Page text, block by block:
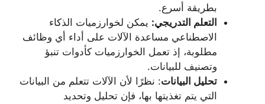
بطريقة أسرع.
التعلم التدريجي: يمكن لخوارزميات الذكاء
الاصطناعي مساعدة الآلات على أداء أي وظائف
مطلوبة، إذ تعمل الخوارزميات كأدوات تنبؤ
وتصنيف للبيانات.
تحليل البيانات: نظرًا لأن الآلات تتعلم من البيانات
التي يتم تغذيتها بها، فإن تحليل وتحديد